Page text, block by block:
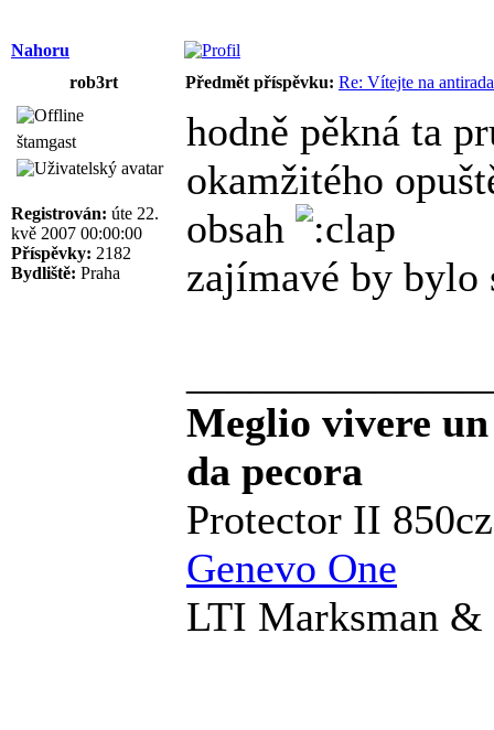
Nahoru
rob3rt
Předmět příspěvku: Re: Vítejte na
štamgast
Registrován: úte 22.
kvě 2007 00:00:00
Příspěvky: 2182
Bydliště: Praha
hodně pěkná ta
okamžitého
obsah
zajímavé by
Meglio vivere
da pecora
Protector II
Genevo One
LTI Marksman &